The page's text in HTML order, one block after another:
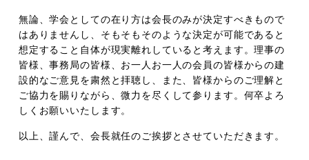
無論、学会としての在り方は会長のみが決定すべきもので
はありませんし、そもそもそのような決定が可能であると
想定すること自体が現実離れしていると考えます。理事の
皆様、事務局の皆様、お一人お一人の会員の皆様からの建
設的なご意見を粛然と拝聴し、また、皆様からのご理解と
ご協力を賜りながら、微力を尽くして参ります。何卒よろ
しくお願いいたします。
以上、謹んで、会長就任のご挨拶とさせていただきます。